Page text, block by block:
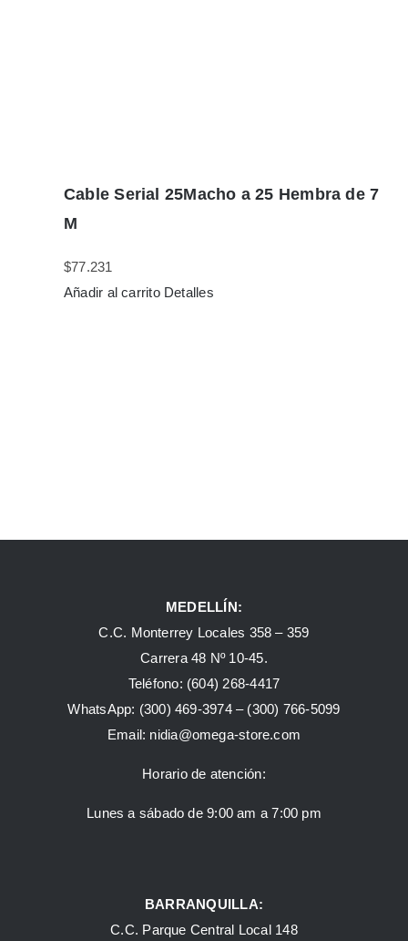
Cable Serial 25Macho a 25 Hembra de 7
M
$77.231
Añadir al carrito Detalles
MEDELLÍN:
C.C. Monterrey Locales 358 – 359
Carrera 48 Nº 10-45.
Teléfono: (604) 268-4417
WhatsApp: (300) 469-3974 – (300) 766-5099
Email: nidia@omega-store.com
Horario de atención:
Lunes a sábado de 9:00 am a 7:00 pm
BARRANQUILLA:
C.C. Parque Central Local 148